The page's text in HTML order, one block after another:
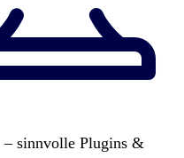
– sinnvolle Plugins &